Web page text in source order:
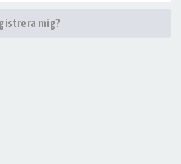
mig?